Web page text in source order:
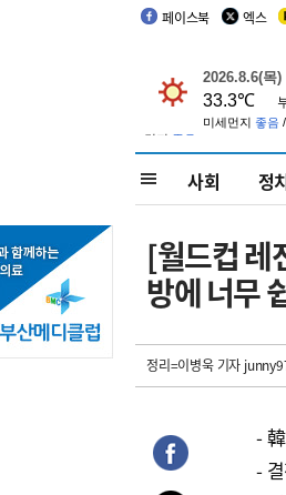
페이스북 엑스
사회 정
[월드컵 레
방에 너무
정리=이병욱 기자
-
-